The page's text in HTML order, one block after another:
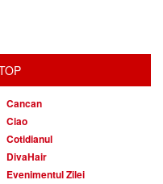
Cancan
Ciao
Cotidianul
DivaHair
Evenimentul Zilei